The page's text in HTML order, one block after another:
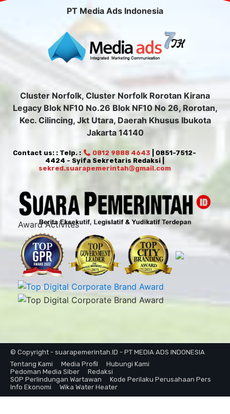
PT Media Ads Indonesia
Cluster Norfolk, Cluster Norfolk Rorotan Kirana
Legacy Blok NF10 No.26 Blok NF10 No 26, Rorotan,
Kec. Cilincing, Jkt Utara, Daerah Khusus Ibukota
Jakarta 14140
Contact us: : Telp. : 0812 9888 4643 | 0851-7512-
4424 - Syifa Sekretaris Redaksi |
sekred.suarapemerintah@gmail.com
Award Activites
© Copyright - suarapemerintah.ID - PT MEDIA ADS INDONESIA
Tentang Kami
Media Profil
Hubungi Kami
Pedoman Media Siber
Redaksi
SOP Perlindungan Wartawan
Kode Perilaku Perusahaan Pers
Info Ekonomi
Wika Water Heater